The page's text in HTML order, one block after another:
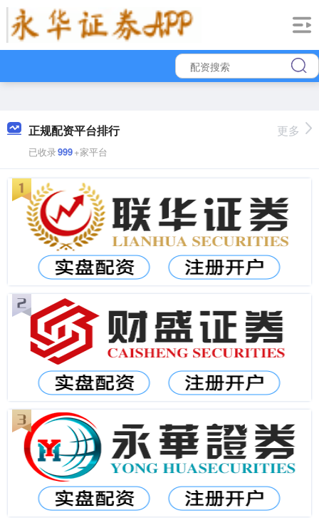
正规配资平台排行
已收录999+家平台
更多